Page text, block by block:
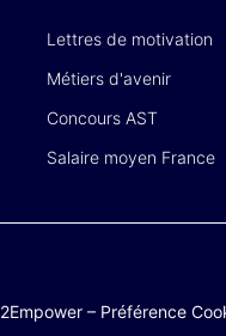
Lettres de motivation
Métiers d'avenir
Concours AST
Salaire moyen France
2Empower – Préférence